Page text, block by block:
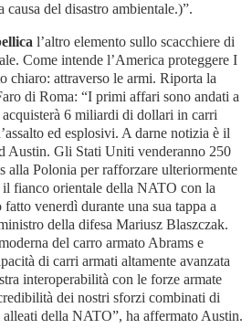
del disastro ambientale.)”.
l’altro elemento sullo scacchiere di
Come intende l’America proteggere I
chiaro: attraverso le armi. Riporta la
di Roma: “I primi affari sono andati a
6 miliardi di dollari in carri
ed esplosivi. A darne notizia è il
Austin. Gli Stati Uniti venderanno 250
alla Polonia per rafforzare ulteriormente
fianco orientale della NATO con la
venerdì durante una sua tappa a
della difesa Mariusz Blaszczak.
del carro armato Abrams e
di carri armati altamente avanzata
interoperabilità con le forze armate
dei nostri sforzi combinati di
della NATO”, ha affermato Austin.